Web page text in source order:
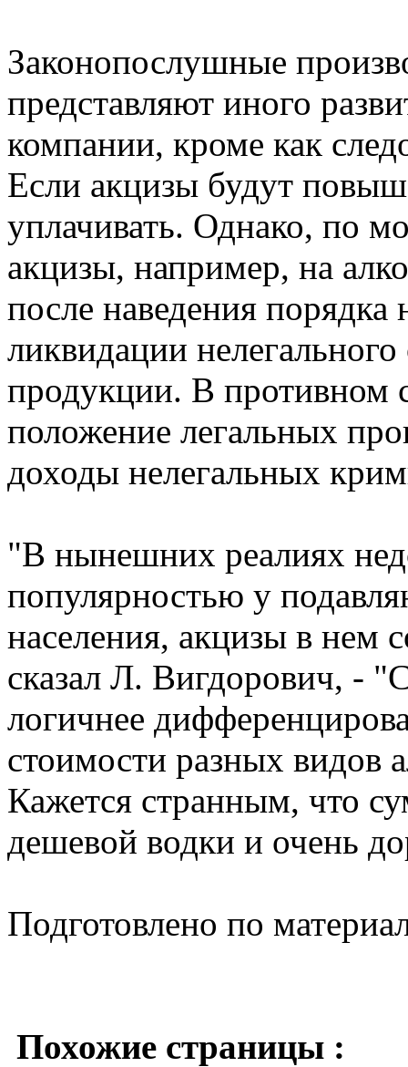
Законопослушные
представляют иного
компании, кроме как
Если акцизы будут
уплачивать. Однако, по
акцизы, например, на
после наведения
ликвидации
продукции. В противном
положение легальных
доходы нелегальных
"В нынешних реалиях
популярностью у
населения, акцизы в нем
сказал Л. Вигдорович, -
логичнее
стоимости разных видов
Кажется странным, что
дешевой водки и очень
Подготовлено по
Похожие страницы :